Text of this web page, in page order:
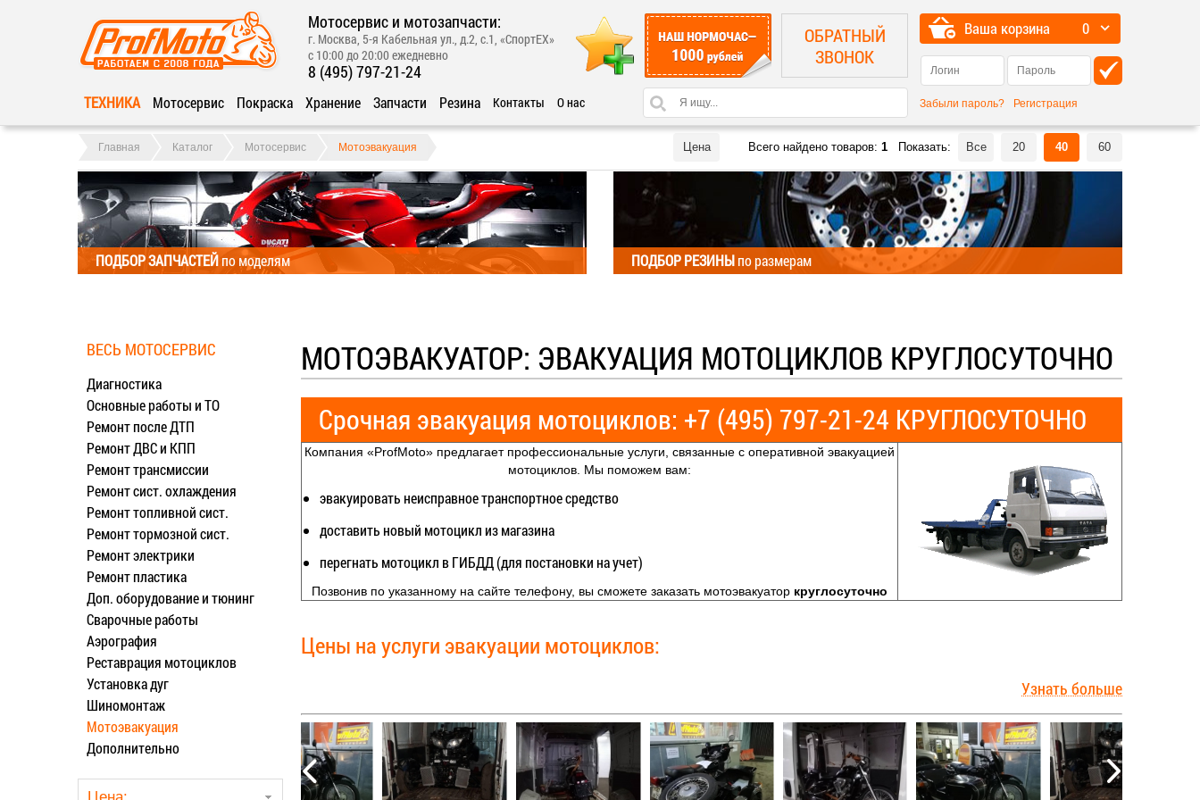
Ваша корзина 0
Регистрация
Забыли пароль?
Мотосервис и мотозапчасти:
г. Москва, 5-я Кабельная ул., д.2, с.1, «СпортЕХ»
с 10:00 до 20:00 ежедневно
8 (495) 797-21-24
ОБРАТНЫЙ
ЗВОНОК
ТЕХНИКА Мотосервис Покраска Хранение Запчасти Резина Контакты О нас
Главная Каталог Мотосервис Мотоэвакуация
ПОДБОР ЗАПЧАСТЕЙпо моделям ПОДБОР РЕЗИНЫпо размерам
Показать: Все 20 40 60
Всего найдено товаров: 1
Цена
ВЕСЬ МОТОСЕРВИС
Диагностика
Основные работы и ТО
Ремонт после ДТП
Ремонт ДВС и КПП
Ремонт трансмиссии
Ремонт сист. охлаждения
Ремонт топливной сист.
Ремонт тормозной сист.
Ремонт электрики
Ремонт пластика
Доп. оборудование и тюнинг
Сварочные работы
Аэрография
Реставрация мотоциклов
Установка дуг
Шиномонтаж
Мотоэвакуация
Дополнительно
МОТОЭВАКУАТОР: ЭВАКУАЦИЯ МОТОЦИКЛОВ КРУГЛОСУТОЧНО
Срочная эвакуация мотоциклов: +7 (495) 797-21-24 КРУГЛОСУТОЧНО
Компания «ProfMoto» предлагает профессиональные услуги, связанные с оперативной эвакуацией
мотоциклов. Мы поможем вам:
эвакуировать неисправное транспортное средство
доставить новый мотоцикл из магазина
перегнать мотоцикл в ГИБДД (для постановки на учет)
Позвонив по указанному на сайте телефону, вы сможете заказать мотоэвакуатор круглосуточно
Цены на услуги эвакуации мотоциклов:
руб.
Цена с оформлением
месте, руб.
Спортивные мотоциклы и скутеры 3000 3500
5000
Классические мотоциклы
Чопперы и круизеры
3000 3500 5000
Узнать больше